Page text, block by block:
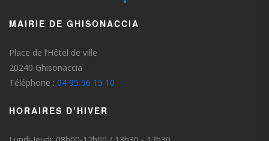
MAIRIE DE GHISONACCIA
Place de l’Hôtel de ville
20240 Ghisonaccia
Téléphone : 04 95 56 15 10
HORAIRES D’HIVER